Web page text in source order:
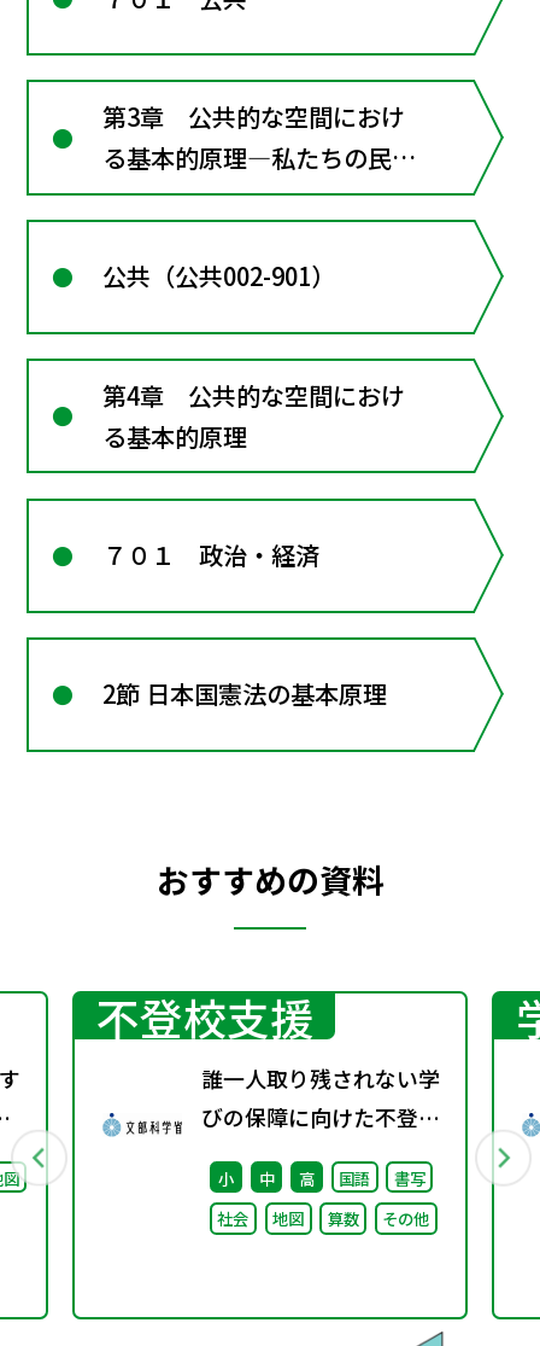
第3章 公共的な空間におけ
る基本的原理―私たちの民主
的な社会
公共（公共002-901）
第4章 公共的な空間におけ
る基本的原理
７０１ 政治・経済
2節 日本国憲法の基本原理
おすすめの資料
不登校支援
誰一人取り残されない学
びの保障に向けた不登校
対策推進本部（第4回）
安心して学べる魅力ある
学校づくりの推進に向け
小 中 高 国語
書写
社会
地図 算数 その他